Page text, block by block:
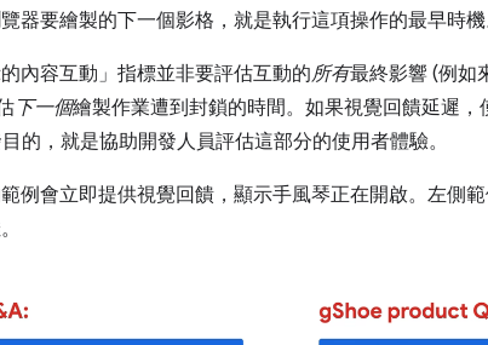
器要繪製的下一個影格，就是執行這項操作的最早時
內容互動」指標並非要評估互動的所有最終影響 (例如
下一個繪製作業遭到封鎖的時間。如果視覺回饋延遲
的，就是協助開發人員評估這部分的使用者體驗。
例會立即提供視覺回饋，顯示手風琴正在開啟。左側